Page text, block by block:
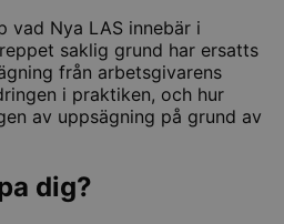
vad Nya LAS innebär i
saklig grund har ersatts
från arbetsgivarens
i praktiken, och hur
av uppsägning på grund av
dig?